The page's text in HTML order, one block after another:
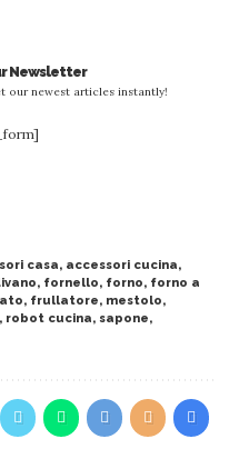
Newsletter
our newest articles instantly!
casa, accessori cucina,
, fornello, forno, forno a
, frullatore, mestolo,
, robot cucina, sapone,